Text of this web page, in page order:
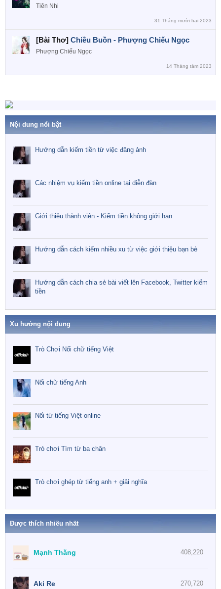
Tiên Nhi
31 Tháng mười hai 2023
[Bài Thơ] Chiều Buồn - Phượng Chiếu Ngọc
Phượng Chiếu Ngọc
14 Tháng tám 2023
Nội dung nổi bật
Hướng dẫn kiếm tiền từ việc đăng ảnh
Các nhiệm vụ kiếm tiền online tại diễn đàn
Giới thiệu thành viên - Kiếm tiền không giới hạn
Hướng dẫn cách kiếm nhiều xu từ việc giới thiệu bạn bè
Hướng dẫn cách chia sẻ bài viết lên Facebook, Twitter kiếm
tiền
Xu hướng nội dung
Trò Chơi Nối chữ tiếng Việt
Nối chữ tiếng Anh
Nối từ tiếng Việt online
Trò chơi Tìm từ ba chân
Trò chơi ghép từ tiếng anh + giải nghĩa
Được thích nhiều nhất
408,220
Mạnh Thăng
270,720
Aki Re